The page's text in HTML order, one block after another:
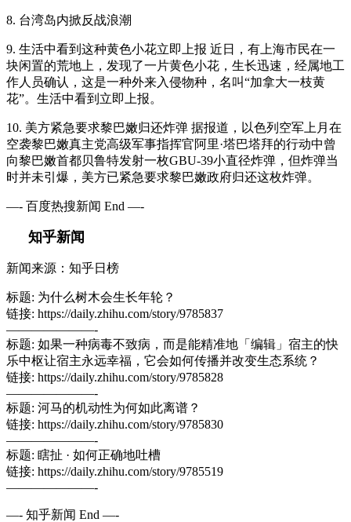
8. 台湾岛内掀反战浪潮
9. 生活中看到这种黄色小花立即上报 近日，有上海市民在一
块闲置的荒地上，发现了一片黄色小花，生长迅速，经属地工
作人员确认，这是一种外来入侵物种，名叫“加拿大一枝黄
花”。生活中看到立即上报。
10. 美方紧急要求黎巴嫩归还炸弹 据报道，以色列空军上月在
空袭黎巴嫩真主党高级军事指挥官阿里·塔巴塔拜的行动中曾
向黎巴嫩首都贝鲁特发射一枚GBU-39小直径炸弹，但炸弹当
时并未引爆，美方已紧急要求黎巴嫩政府归还这枚炸弹。
—- 百度热搜新闻 End —-
知乎新闻
新闻来源：知乎日榜
标题: 为什么树木会生长年轮？
链接: https://daily.zhihu.com/story/9785837
———————-
标题: 如果一种病毒不致病，而是能精准地「编辑」宿主的快
乐中枢让宿主永远幸福，它会如何传播并改变生态系统？
链接: https://daily.zhihu.com/story/9785828
———————-
标题: 河马的机动性为何如此离谱？
链接: https://daily.zhihu.com/story/9785830
———————-
标题: 瞎扯 · 如何正确地吐槽
链接: https://daily.zhihu.com/story/9785519
———————-
—- 知乎新闻 End —-